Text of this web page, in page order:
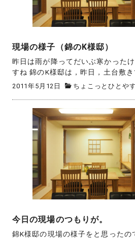
現場の様子（錦のK様邸）
昨日は雨が降ってだいぶ寒かった
すね 錦のK様邸は，昨日，土台敷
2011年5月12日 ちょこっとひとや
今日の現場のつもりが。
錦K様邸の現場の様子をと思ったの